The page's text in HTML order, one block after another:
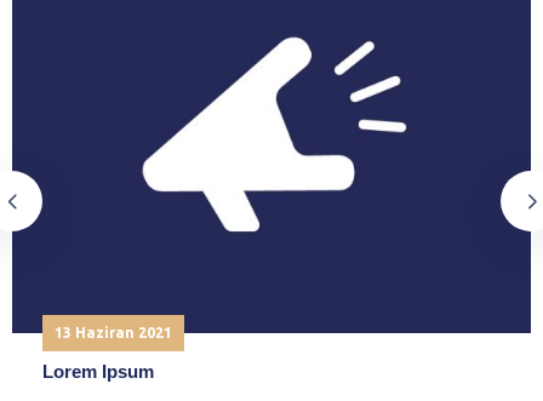
13 Haziran 2021
Lorem Ipsum